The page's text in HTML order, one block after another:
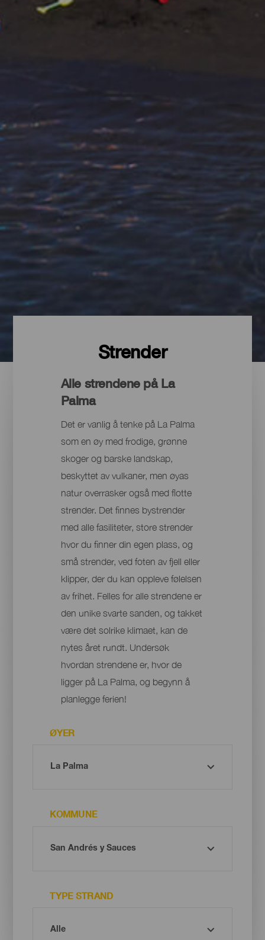
Strender
Alle strendene på La
Palma
Det er vanlig å tenke på La Palma
som en øy med frodige, grønne
skoger og barske landskap,
beskyttet av vulkaner, men øyas
natur overrasker også med flotte
strender. Det finnes bystrender
med alle fasiliteter, store strender
hvor du finner din egen plass, og
små strender, ved foten av fjell eller
klipper, der du kan oppleve følelsen
av frihet. Felles for alle strendene er
den unike svarte sanden, og takket
være det solrike klimaet, kan de
nytes året rundt. Undersøk
hvordan strendene er, hvor de
ligger på La Palma, og begynn å
planlegge ferien!
ØYER
KOMMUNE
TYPE STRAND